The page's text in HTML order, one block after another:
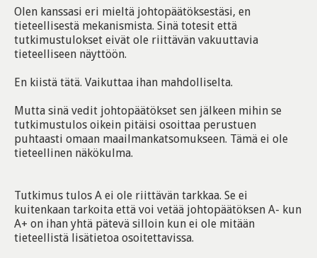
Olen kanssasi eri mieltä johtopäätöksestäsi, en
tieteellisestä mekanismista. Sinä totesit että
tutkimustulokset eivät ole riittävän vakuuttavia
tieteelliseen näyttöön.
En kiistä tätä. Vaikuttaa ihan mahdolliselta.
Mutta sinä vedit johtopäätökset sen jälkeen mihin se
tutkimustulos oikein pitäisi osoittaa perustuen
puhtaasti omaan maailmankatsomukseen. Tämä ei ole
tieteellinen näkökulma.
Tutkimus tulos A ei ole riittävän tarkkaa. Se ei
kuitenkaan tarkoita että voi vetää johtopäätöksen A- kun
A+ on ihan yhtä pätevä silloin kun ei ole mitään
tieteellistä lisätietoa osoitettavissa.